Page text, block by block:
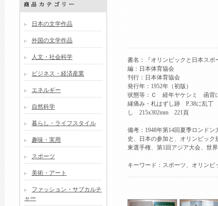
日本の文学作品
外国の文学作品
人文・社会科学
ビジネス・経済産業
エネルギー
自然科学
暮らし・ライフスタイル
趣味・実用
スポーツ
美術・アート
ファッション・サブカルチ
ャー
書名：『オリンピックと日本ス
編：日本体育協会
刊行：日本体育協会
発行年：1952年（初版）
状態等：Ｃ 経年ヤケシミ 函背
縁痛み・札はずし跡 P.38に乱丁
し 215x302mm 221頁
備考：1948年第14回夏季ロンド
史、日本の参加と、オリンピック
東選手権、第1回アジア大会、世
キーワード：スポーツ、オリン